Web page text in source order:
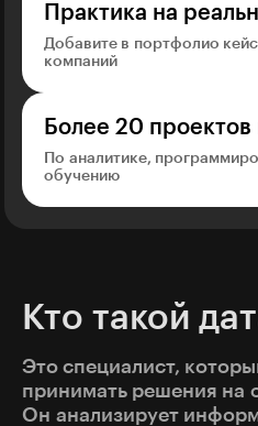
Практика на
Добавите в портфолио
компаний
Более 20
По аналитике,
обучению
Кто такой
Это специалист,
принимать решения на
Он анализирует